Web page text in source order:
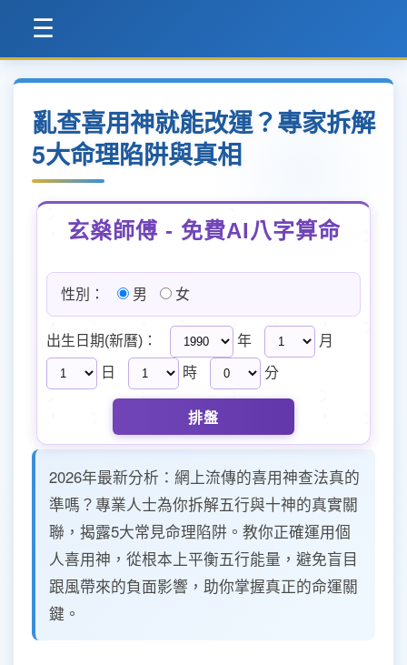
☰
亂查喜用神就能改運？專家拆解
5大命理陷阱與真相
玄燊師傅 - 免費AI八字算命
性別： 男 女
出生日期(新曆)： 年 月
日 時 分
排盤
2026年最新分析：網上流傳的喜用神查法真的
準嗎？專業人士為你拆解五行與十神的真實關
聯，揭露5大常見命理陷阱。教你正確運用個
人喜用神，從根本上平衡五行能量，避免盲目
跟風帶來的負面影響，助你掌握真正的命運關
鍵。